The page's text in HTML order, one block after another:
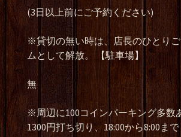
(3日以上前にご予約ください)
※貸切の無い時は、店長のひとり
ムとして解放。 【駐車場】
無
※周辺に100コインパーキング多数
1300円打ち切り、18:00から8:00まで